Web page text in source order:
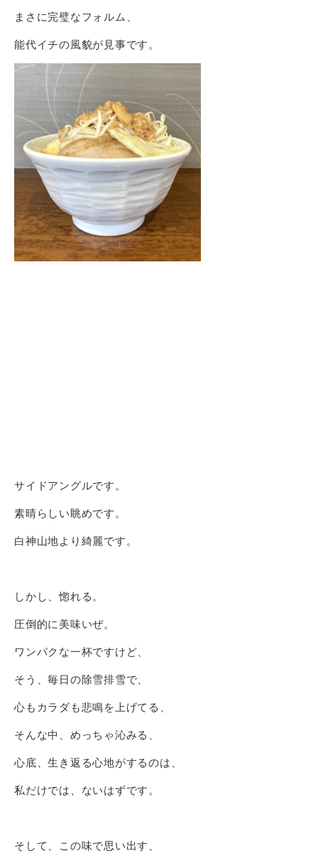
まさに完璧なフォルム、
能代イチの風貌が見事です。
サイドアングルです。
素晴らしい眺めです。
白神山地より綺麗です。
しかし、惚れる。
圧倒的に美味いぜ。
ワンパクな一杯ですけど、
そう、毎日の除雪排雪で、
心もカラダも悲鳴を上げてる、
そんな中、めっちゃ沁みる、
心底、生き返る心地がするのは、
私だけでは、ないはずです。
そして、この味で思い出す、